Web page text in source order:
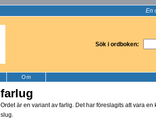
En
Sök i ordboken:
Om
farlug
Ordet är en variant av farlig. Det har föreslagits att vara en
slug.